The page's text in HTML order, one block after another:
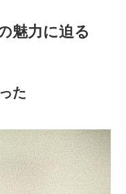
魅力に迫る
た